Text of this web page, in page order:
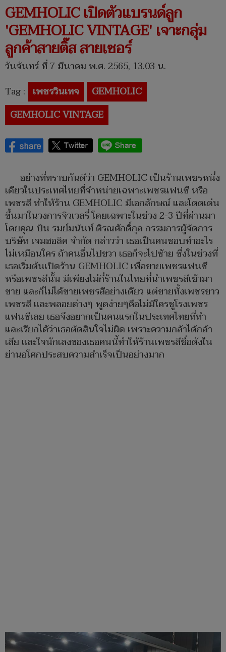
GEMHOLIC เปิดตัวแบรนด์ลูก
'GEMHOLIC VINTAGE' เจาะกลุ่ม
ลูกค้าสายติ๊ส สายเซอร์
วันจันทร์ ที่ 7 มีนาคม พ.ศ. 2565, 13.03 น.
Tag : เพชรวินเทจ
GEMHOLIC
GEMHOLIC VINTAGE
อย่างที่ทราบกันดีว่า GEMHOLIC เป็นร้านเพชรหนึ่ง
เดียวในประเทศไทยที่จำหน่ายเฉพาะเพชรแฟนซี หรือ
เพชรสี ทำให้ร้าน GEMHOLIC มีเอกลักษณ์ และโดดเด่น
ขึ้นมาในวงการจิวเวลรี่ โดยเฉพาะในช่วง 2-3 ปีที่ผ่านมา
โดยคุณ ปัน รมย์มนันท์ ติรณศักดิ์กุล กรรมการผู้จัดการ
บริษัท เจมฮอลิค จำกัด กล่าวว่า เธอเป็นคนชอบทำอะไร
ไม่เหมือนใคร ถ้าคนอื่นไปขวา เธอก็จะไปซ้าย ซึ่งในช่วงที่
เธอเริ่มต้นเปิดร้าน GEMHOLIC เพื่อขายเพชรแฟนซี
หรือเพชรสีนั้น มีเพียงไม่กี่ร้านในไทยที่นำเพชรสีเข้ามา
ขาย และก็ไม่ได้ขายเพชรสีอย่างเดียว แต่ขายทั้งเพชรขาว
เพชรสี และพลอยต่างๆ พูดง่ายๆคือไม่มีใครชูโรงเพชร
แฟนซีเลย เธอจึงอยากเป็นคนแรกในประเทศไทยที่ทำ
และเรียกได้ว่าเธอตัดสินใจไม่ผิด เพราะความกล้าได้กล้า
เสีย และใจนักเลงของเธอคนนี้ทำให้ร้านเพชรสีชื่อดังใน
ย่านอโศกประสบความสำเร็จเป็นอย่างมาก